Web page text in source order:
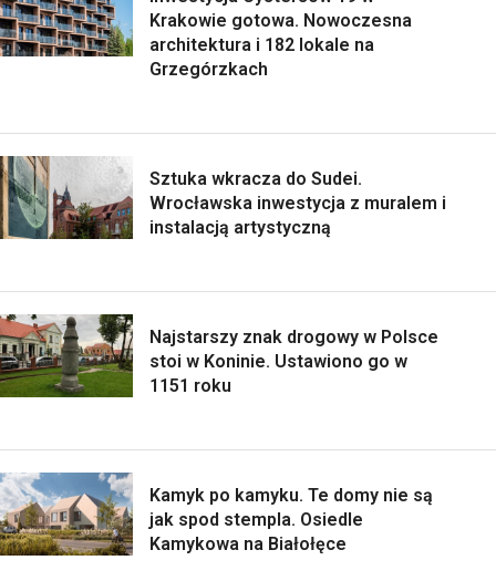
Krakowie gotowa. Nowoczesna
architektura i 182 lokale na
Grzegórzkach
Sztuka wkracza do Sudei.
Wrocławska inwestycja z muralem i
instalacją artystyczną
Najstarszy znak drogowy w Polsce
stoi w Koninie. Ustawiono go w
1151 roku
Kamyk po kamyku. Te domy nie są
jak spod stempla. Osiedle
Kamykowa na Białołęce